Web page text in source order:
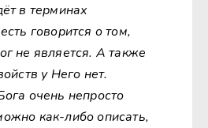
в терминах
говорится о том,
не является. А также
у Него нет.
очень непросто
как-либо описать,